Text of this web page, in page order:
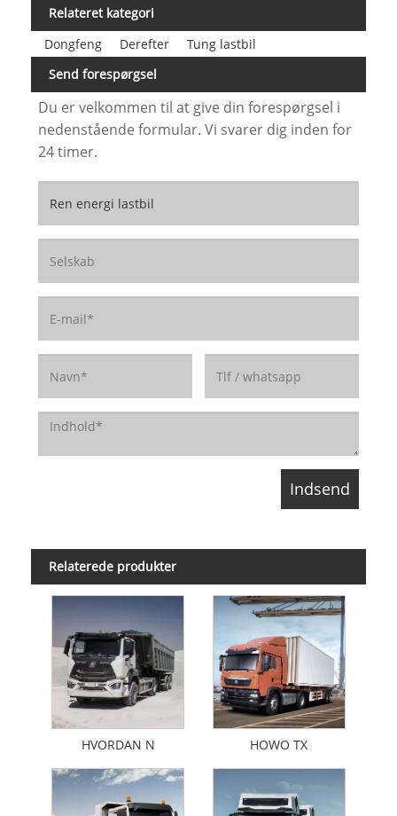
Relateret kategori
Dongfeng
Derefter
Tung lastbil
Send forespørgsel
Du er velkommen til at give din forespørgsel i
nedenstående formular. Vi svarer dig inden for
24 timer.
Relaterede produkter
HVORDAN N HOWO TX